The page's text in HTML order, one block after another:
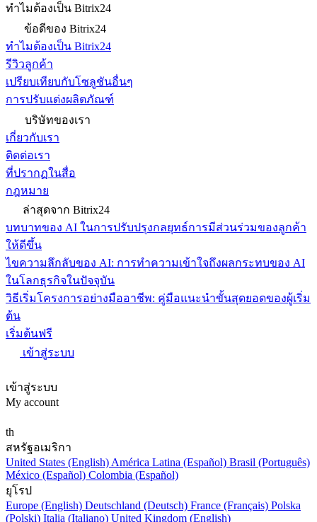
ทำไมต้องเป็น Bitrix24
ข้อดีของ Bitrix24
ทำไมต้องเป็น Bitrix24
รีวิวลูกค้า
เปรียบเทียบกับโซลูชันอื่นๆ
การปรับแต่งผลิตภัณฑ์
บริษัทของเรา
เกี่ยวกับเรา
ติดต่อเรา
ที่ปรากฏในสื่อ
กฎหมาย
ล่าสุดจาก Bitrix24
บทบาทของ AI ในการปรับปรุงกลยุทธ์การมีส่วนร่วมของลูกค้า
ให้ดีขึ้น
ไขความลึกลับของ AI: การทำความเข้าใจถึงผลกระทบของ AI
ในโลกธุรกิจในปัจจุบัน
วิธีเริ่มโครงการอย่างมืออาชีพ: คู่มือแนะนำขั้นสุดยอดของผู้เริ่ม
ต้น
เริ่มต้นฟรี
เข้าสู่ระบบ
เข้าสู่ระบบ
My account
th
สหรัฐอเมริกา
United States (English) América Latina (Español) Brasil (Português)
México (Español) Colombia (Español)
ยุโรป
Europe (English) Deutschland (Deutsch) France (Français) Polska
(Polski) Italia (Italiano) United Kingdom (English)